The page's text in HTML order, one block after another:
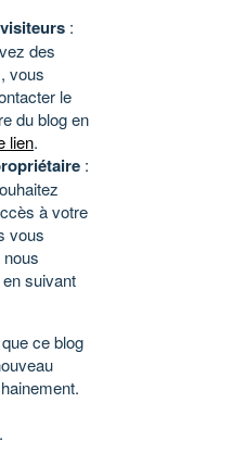
:
des
vous
le
du blog en
lien.
:
à votre
vous
suivant
ce blog